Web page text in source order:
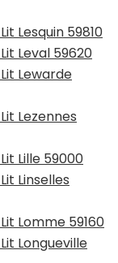
Lesquin 59810
Leval 59620
Lewarde
Lezennes
Lille 59000
Linselles
Lomme 59160
Longueville